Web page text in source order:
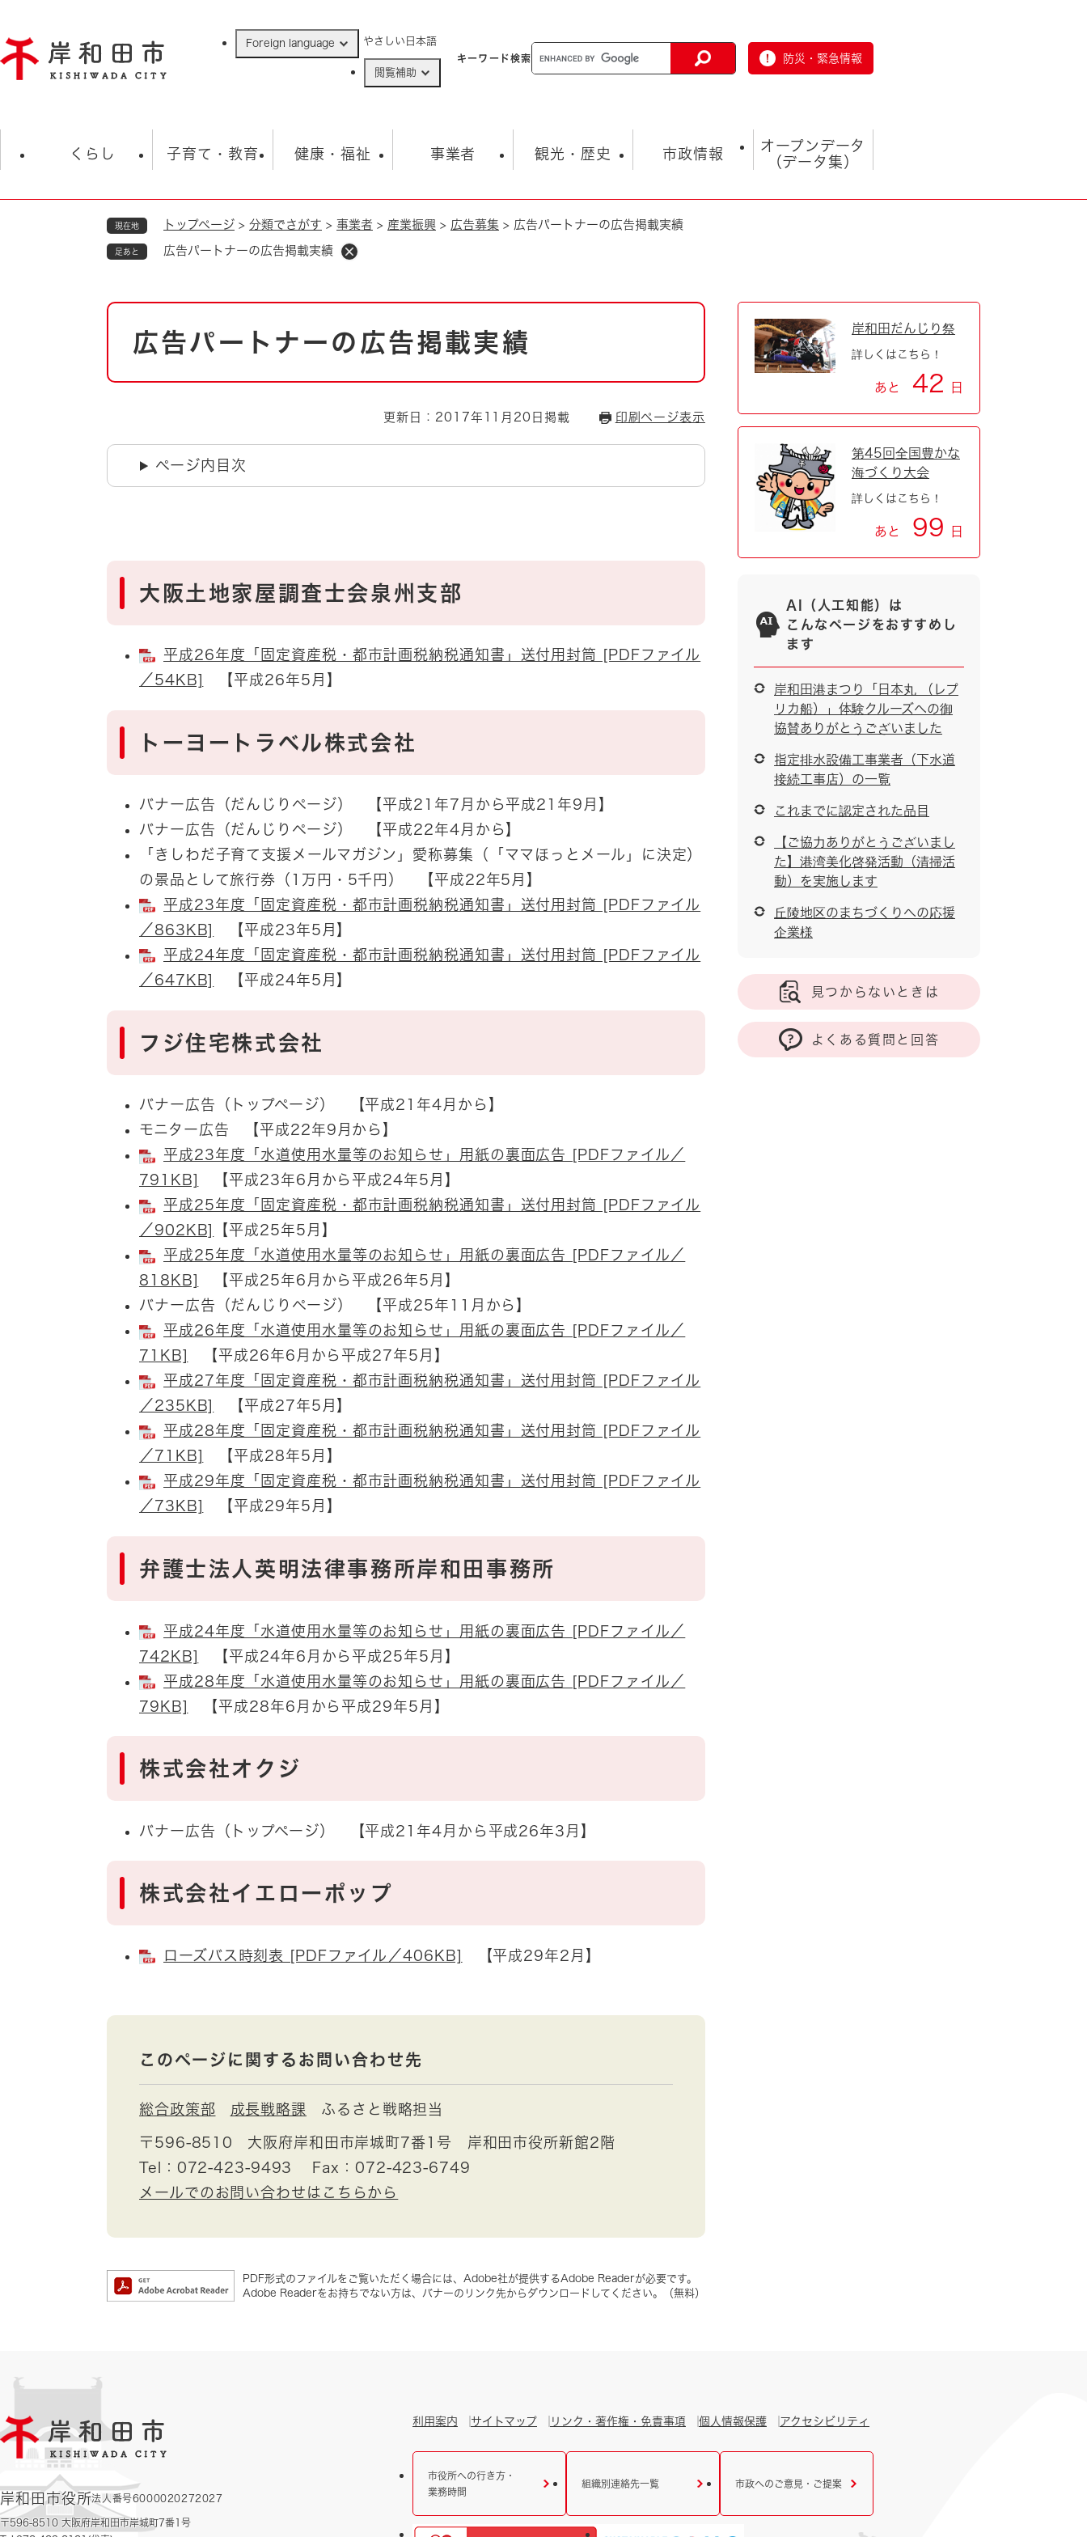
ジ
の
Foreign language やさしい日本語
閲覧補助
キーワード検索 防災・緊急情報
くらし
住民票・戸籍
ごみ・衛生・動物 救急・消防
防災・防犯 上水道・下水道
自然・環境・公園
男女共同参画
地域コミュニティ・ボラン
とじる
子育て・教育
学校 子育て
健康・福祉
福祉・健康・生活 生涯学習・スポーツ
事業者
入札・契約情報 まちづくり・協働
環境 福祉・介護
観光・歴史
観光 観光スポット
とじる
市政情報
市の概要 総合計画
市政 職員採用情報
市役所・施設の案内
オープンデータ
（データ集）
オープンデータ
現在地 トップページ > 分類でさがす > 事業者 > 産業振興 > 広告募集 > 広告パートナーの広告掲載実績
足あと 広告パートナーの広告掲載実績
本
広告パートナーの広告掲載実績
更新日：2017年11月20日掲載 印刷ページ表示
ページ内目次
大阪土地家屋調査士会泉州支部
平成26年度「固定資産税・都市計画税納税通知書」送付用封筒 [PDFファイル
／54KB]
【平成26年5月】
トーヨートラベル株式会社
バナー広告（だんじりページ） 【平成21年7月から平成21年9月】
バナー広告（だんじりページ） 【平成22年4月から】
「きしわだ子育て支援メールマガジン」愛称募集（「ママほっとメール」に決定）
の景品として旅行券（1万円・5千円） 【平成22年5月】
平成23年度「固定資産税・都市計画税納税通知書」送付用封筒 [PDFファイル
／863KB]
【平成23年5月】
平成24年度「固定資産税・都市計画税納税通知書」送付用封筒 [PDFファイル
／647KB]
【平成24年5月】
フジ住宅株式会社
バナー広告（トップページ） 【平成21年4月から】
モニター広告 【平成22年9月から】
平成23年度「水道使用水量等のお知らせ」用紙の裏面広告 [PDFファイル／
791KB]
【平成23年6月から平成24年5月】
平成25年度「固定資産税・都市計画税納税通知書」送付用封筒 [PDFファイル
／902KB]
【平成25年5月】
平成25年度「水道使用水量等のお知らせ」用紙の裏面広告 [PDFファイル／
818KB]
【平成25年6月から平成26年5月】
バナー広告（だんじりページ） 【平成25年11月から】
平成26年度「水道使用水量等のお知らせ」用紙の裏面広告 [PDFファイル／
71KB]
【平成26年6月から平成27年5月】
平成27年度「固定資産税・都市計画税納税通知書」送付用封筒 [PDFファイル
／235KB]
【平成27年5月】
平成28年度「固定資産税・都市計画税納税通知書」送付用封筒 [PDFファイル
／71KB]
【平成28年5月】
平成29年度「固定資産税・都市計画税納税通知書」送付用封筒 [PDFファイル
／73KB]
【平成29年5月】
弁護士法人英明法律事務所岸和田事務所
平成24年度「水道使用水量等のお知らせ」用紙の裏面広告 [PDFファイル／
742KB]
【平成24年6月から平成25年5月】
平成28年度「水道使用水量等のお知らせ」用紙の裏面広告 [PDFファイル／
79KB]
【平成28年6月から平成29年5月】
株式会社オクジ
バナー広告（トップページ） 【平成21年4月から平成26年3月】
株式会社イエローポップ
ローズバス時刻表 [PDFファイル／406KB] 【平成29年2月】
このページに関するお問い合わせ先
総合政策部 成長戦略課 ふるさと戦略担当
〒596-8510
大阪府岸和田市岸城町7番1号 岸和田市役所新館2階
Tel：072-423-9493
Fax：072-423-6749
メールでのお問い合わせはこちらから
PDF形式のファイルをご覧いただく場合には、Adobe社が提供するAdobe Readerが必要です。
Adobe Readerをお持ちでない方は、バナーのリンク先からダウンロードしてください。（無料）
岸和田だんじり祭
詳しくはこちら！
あと 42 日
第45回全国豊かな
海づくり大会
詳しくはこちら！
あと 99 日
AI（人工知能）は
こんなページをおすすめし
ます
岸和田港まつり「日本丸 （レプ
リカ船）」体験クルーズへの御
協賛ありがとうございました
指定排水設備工事業者（下水道
接続工事店）の一覧
これまでに認定された品目
【ご協力ありがとうございまし
た】港湾美化啓発活動（清掃活
動）を実施します
丘陵地区のまちづくりへの応援
企業様
見つからないときは
よくある質問と回答
岸和田市役所法人番号6000020272027
〒596-8510 大阪府岸和田市岸城町7番1号
利用案内 サイトマップ リンク・著作権・免責事項 個人情報保護 アクセシビリティ
市役所への行き方・
業務時間
組織別連絡先一覧 市政へのご意見・ご提案